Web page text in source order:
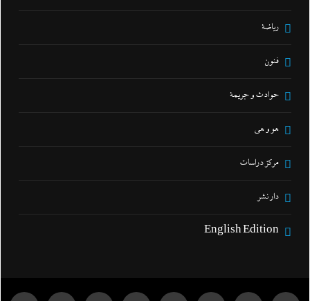
رياضة
فنون
حوادث و جريمة
هو و هي
مركز دراسات
دار نشر
English Edition